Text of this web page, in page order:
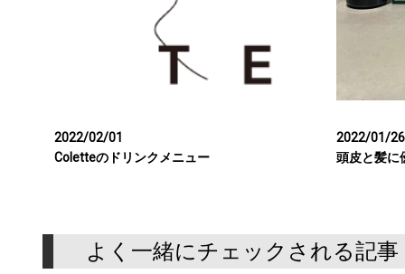
2022/02/01
Coletteのドリンクメニュー
2022/01/26
頭皮と髪に
よく一緒にチェックされる記事